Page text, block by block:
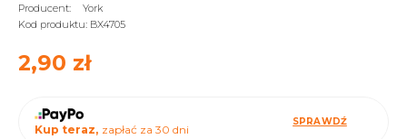
Producent:
York
Kod produktu: BX4705
2,90 zł
Kup teraz, zapłać za 30 dni
SPRAWDŹ